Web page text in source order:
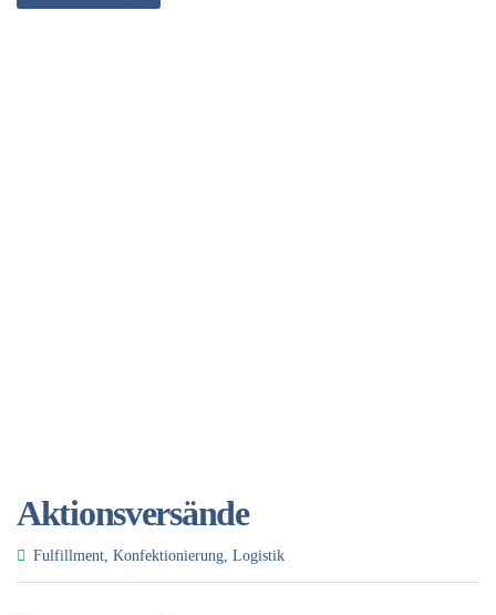
Aktionsversände
Fulfillment, Konfektionierung, Logistik